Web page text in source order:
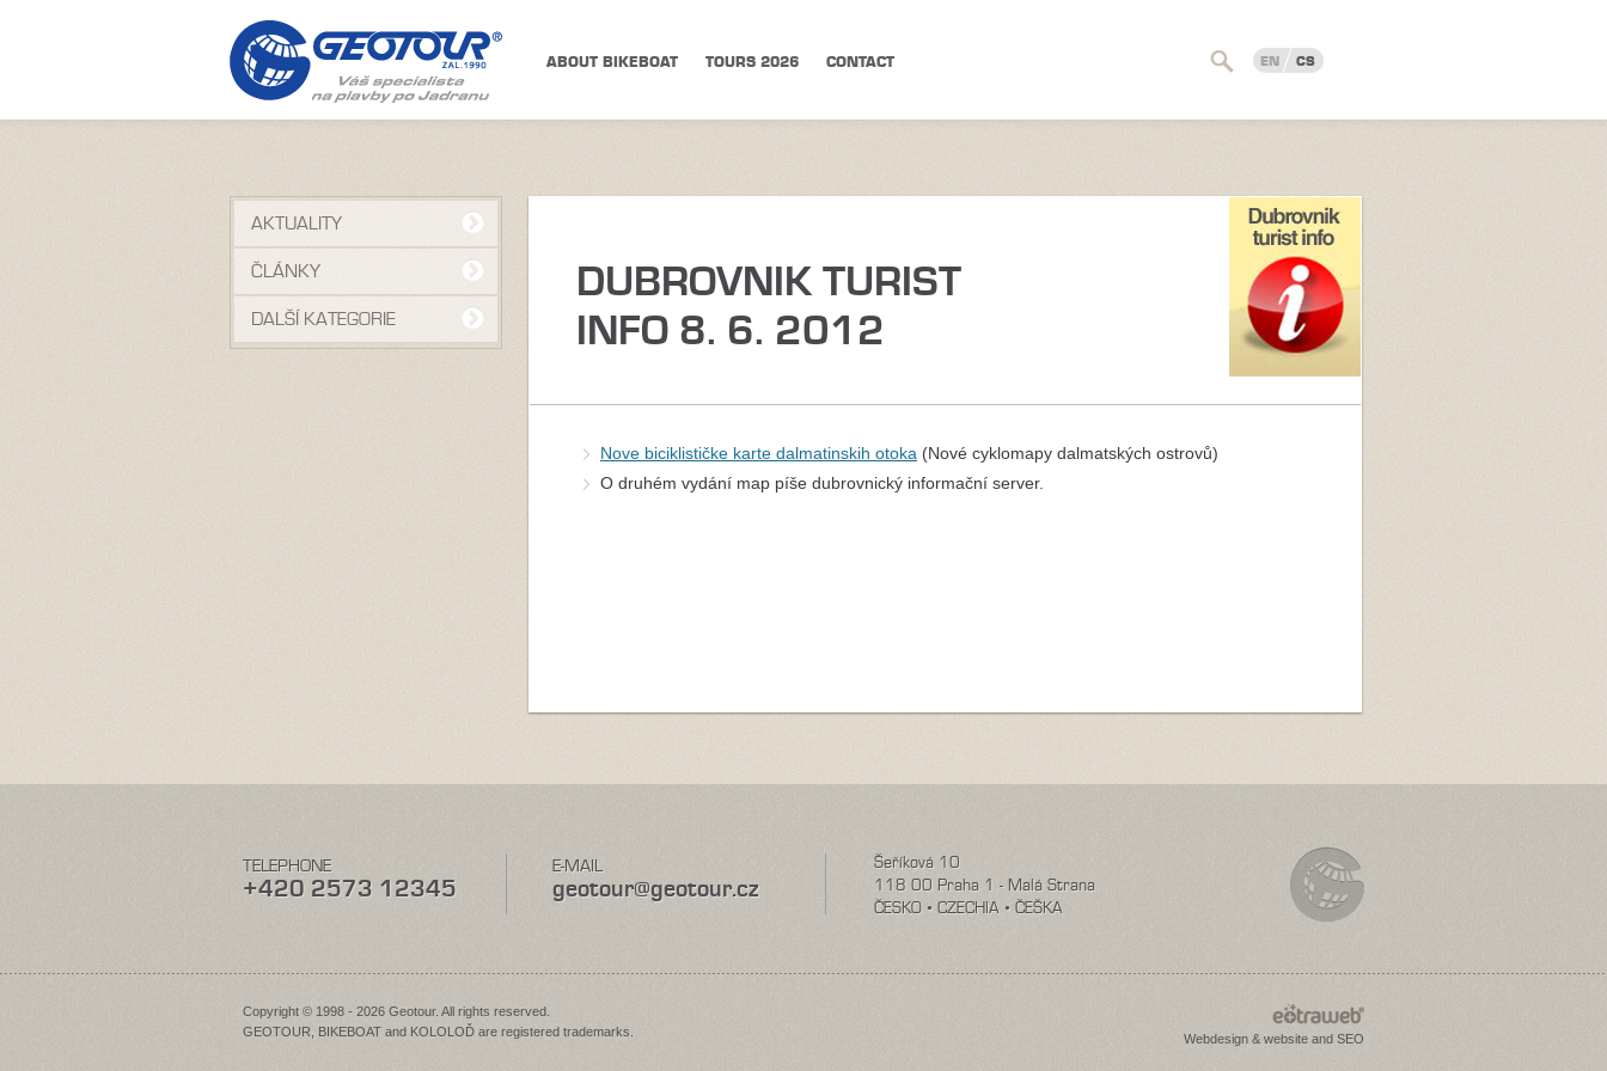
ABOUT BIKEBOAT TOURS 2026 CONTACT EN CS
AKTUALITY
ČLÁNKY
DALŠÍ KATEGORIE
DUBROVNIK TURIST
INFO 8. 6. 2012
Nove biciklističke karte dalmatinskih otoka (Nové cyklomapy dalmatských ostrovů)
O druhém vydání map píše dubrovnický informační server.
TELEPHONE
+420 2573 12345
E-MAIL
geotour@geotour.cz
Šeříková 10
118 00 Praha 1 - Malá Strana
ČESKO • CZECHIA • ČEŠKA
Copyright © 1998 - 2026 Geotour. All rights reserved.
GEOTOUR, BIKEBOAT and KOLOLOĎ are registered trademarks.
Webdesign & website and SEO